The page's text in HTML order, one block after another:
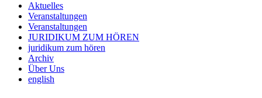
Aktuelles
Veranstaltungen
Veranstaltungen
JURIDIKUM ZUM HÖREN
juridikum zum hören
Archiv
Über Uns
english